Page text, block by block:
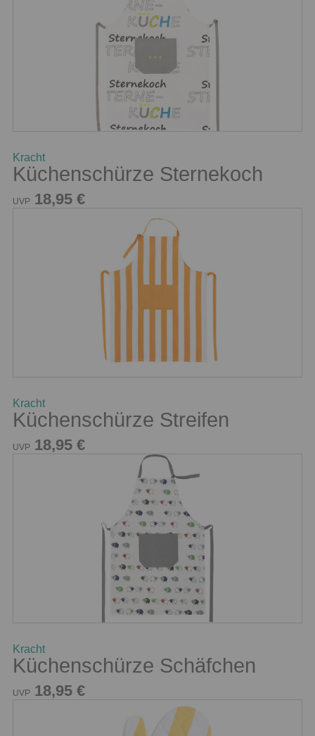
Kracht
Küchenschürze Sternekoch
UVP 18,95 €
Kracht
Küchenschürze Streifen
UVP 18,95 €
Kracht
Küchenschürze Schäfchen
UVP 18,95 €